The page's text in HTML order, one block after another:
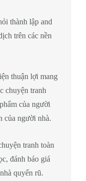
thành lập and
trên các nền
thuận lợi mang
chuyện tranh
của người
của người nhà.
tranh toàn
đánh báo giá
quyến rũ.